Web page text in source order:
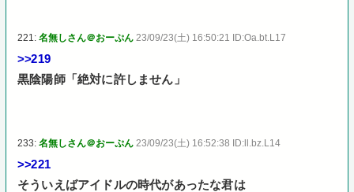
221:名無しさん＠おーぷん 23/09/23(土) 16:50:21 ID:Oa.bt.L17
>>219
黒陰陽師「絶対に許しません」
233:名無しさん＠おーぷん 23/09/23(土) 16:52:38 ID:ll.bz.L14
>>221
そういえばアイドルの時代があったな君は